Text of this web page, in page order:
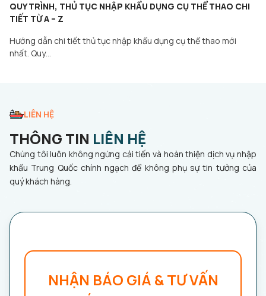
QUY TRÌNH, THỦ TỤC NHẬP KHẨU DỤNG CỤ THỂ THAO CHI
TIẾT TỪ A – Z
Hướng dẫn chi tiết thủ tục nhập khẩu dụng cụ thể thao mới
nhất. Quy…
LIÊN HỆ
THÔNG TIN LIÊN HỆ
Chúng tôi luôn không ngừng cải tiến và hoàn thiện dịch vụ nhập
khẩu Trung Quốc chính ngạch để không phụ sự tin tưởng của
quý khách hàng.
NHẬN BÁO GIÁ & TƯ VẤN